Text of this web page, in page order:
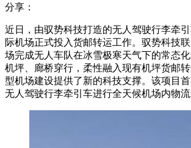
分享：
近日，由驭势科技打造的无人驾驶行李牵
际机场正式投入货邮转运工作。驭势科技
场完成无人车队在冰雪极寒天气下的常态
机坪、廊桥穿行，柔性融入现有机坪货邮
型机场建设提供了新的科技支撑。该项目
无人驾驶行李牵引车进行全天候机场内物流